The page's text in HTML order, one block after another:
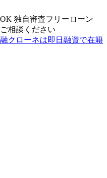
独自審査フリーローン
相談ください
クローネは即日融資で在籍